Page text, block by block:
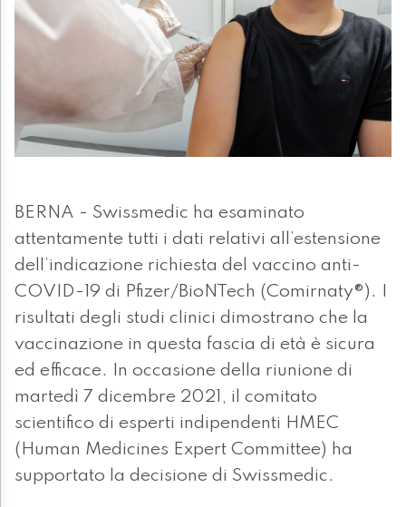
BERNA - Swissmedic ha esaminato
attentamente tutti i dati relativi all’estensione
dell’indicazione richiesta del vaccino anti-
COVID-19 di Pfizer/BioNTech (Comirnaty®). I
risultati degli studi clinici dimostrano che la
vaccinazione in questa fascia di età è sicura
ed efficace. In occasione della riunione di
martedì 7 dicembre 2021, il comitato
scientifico di esperti indipendenti HMEC
(Human Medicines Expert Committee) ha
supportato la decisione di Swissmedic.